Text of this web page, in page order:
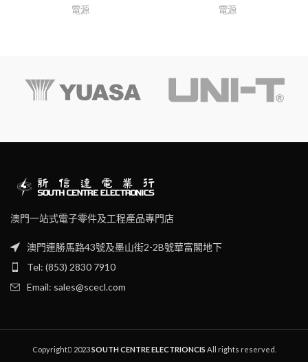
電源 電源
澳門一站式電子零件及工程產品專門店
澳門連勝馬路43號及墨山街2-2B號華富閣地下
Tel: (853) 2830 7910
Email: sales@scecl.com
Copyright 2023SOUTH CENTRE ELECTRIONCIS All rights reserved.